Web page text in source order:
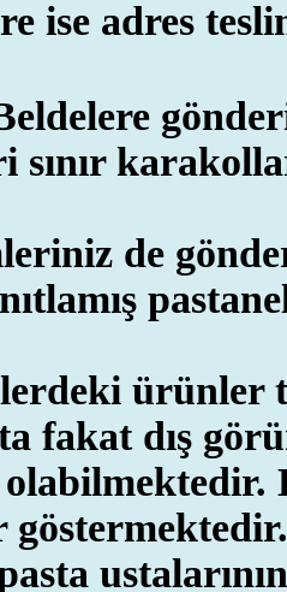
ise adres
sınır
de
ürünler
fakat dış